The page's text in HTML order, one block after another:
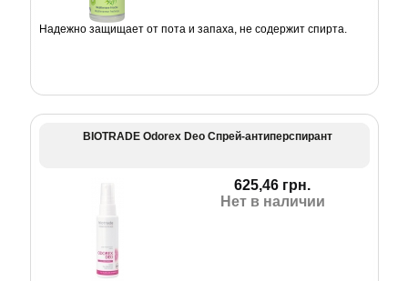
Надежно защищает от пота и запаха, не содержит спирта.
BIOTRADE Odorex Deo Спрей-антиперспирант
625,46 грн.
Нет в наличии